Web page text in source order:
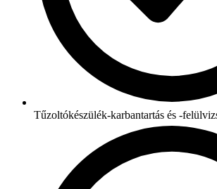
Tűzoltókészülék-karbantartás és -